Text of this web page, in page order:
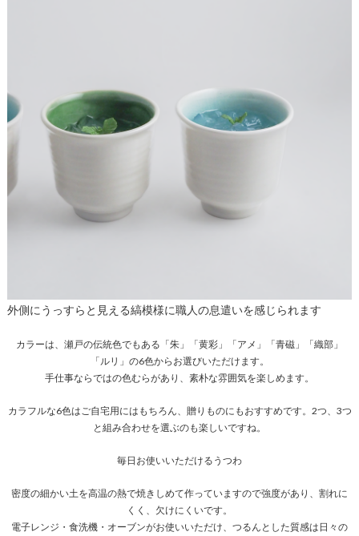
外側にうっすらと見える縞模様に職人の息遣いを感じられます
カラーは、瀬戸の伝統色でもある「朱」「黄彩」「アメ」「青磁」「織部」
「ルリ」の6色からお選びいただけます。
手仕事ならではの色むらがあり、素朴な雰囲気を楽しめます。
カラフルな6色はご自宅用にはもちろん、贈りものにもおすすめです。2つ、3つ
と組み合わせを選ぶのも楽しいですね。
毎日お使いいただけるうつわ
密度の細かい土を高温の熱で焼きしめて作っていますので強度があり、割れに
くく、欠けにくいです。
電子レンジ・食洗機・オーブンがお使いいただけ、つるんとした質感は日々の